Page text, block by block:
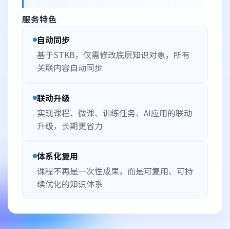
服务特色
自动同步
基于STKB，仅需修改底层知识对象，所有
关联内容自动同步
联动升级
实现课程、微课、训练任务、AI应用的联动
升级，长期更省力
体系化复用
课程不再是一次性成果，而是可复用、可持
续优化的知识体系